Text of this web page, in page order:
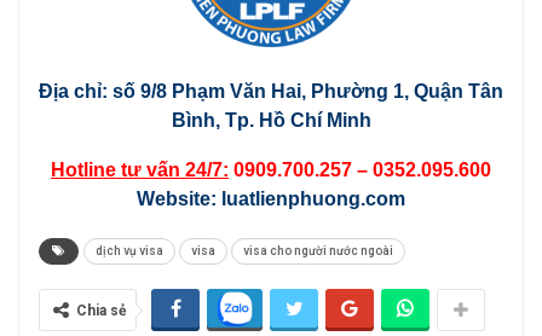
Địa chỉ: số 9/8 Phạm Văn Hai, Phường 1, Quận Tân
Bình, Tp. Hồ Chí Minh
Hotline tư vấn 24/7: 0909.700.257 – 0352.095.600
Website: luatlienphuong.com
dịch vụ visa visa visa cho người nước ngoài
Chia sẻ